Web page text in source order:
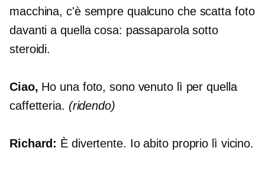
macchina, c'è sempre qualcuno che scatta foto
davanti a quella cosa: passaparola sotto
steroidi.
Ciao, Ho una foto, sono venuto lì per quella
caffetteria. (ridendo)
Richard: È divertente. Io abito proprio lì vicino.